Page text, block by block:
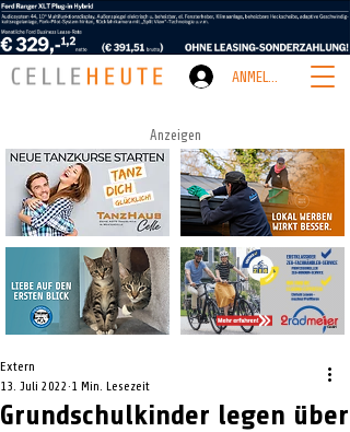
ANMELDEN
Anzeigen
Grundschulkinder legen über
Extern
13. Juli 2022 1 Min. Lesezeit